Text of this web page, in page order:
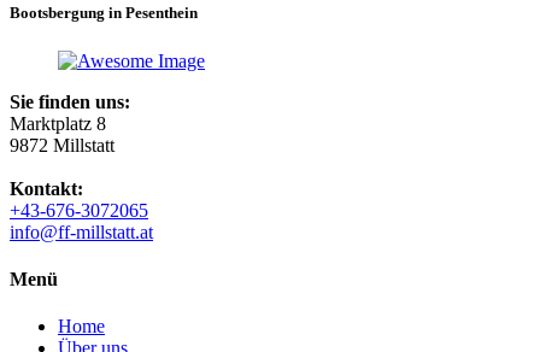
Bootsbergung in Pesenthein
Sie finden uns:
Marktplatz 8
9872 Millstatt
Kontakt:
+43-676-3072065
info@ff-millstatt.at
Menü
Home